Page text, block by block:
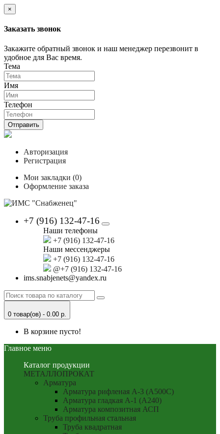
×
Заказать звонок
Закажите обратный звонок и наш менеджер перезвонит в
удобное для Вас время.
Тема
Имя
Телефон
Отправить
Авторизация
Регистрация
Мои закладки (0)
Оформление заказа
+7 (916) 132-47-16
Наши телефоны
+7 (916) 132-47-16
Наши мессенджеры
+7 (916) 132-47-16
@+7 (916) 132-47-16
ims.snabjenets@yandex.ru
0 товар(ов) - 0.00 р.
В корзине пусто!
Главное меню
Каталог продукции
МЕТАЛЛОПРОКАТ
Арматура
Арматура рифленая А-3 (А500С)
Арматура гладкая А-1 (А240)
Арматура композитная АСП
Труба профильная стальная
Труба квадратная